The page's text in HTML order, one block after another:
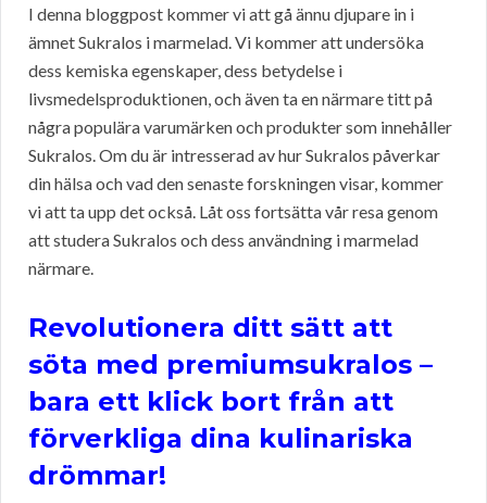
I denna bloggpost kommer vi att gå ännu djupare in i
ämnet Sukralos i marmelad. Vi kommer att undersöka
dess kemiska egenskaper, dess betydelse i
livsmedelsproduktionen, och även ta en närmare titt på
några populära varumärken och produkter som innehåller
Sukralos. Om du är intresserad av hur Sukralos påverkar
din hälsa och vad den senaste forskningen visar, kommer
vi att ta upp det också. Låt oss fortsätta vår resa genom
att studera Sukralos och dess användning i marmelad
närmare.
Revolutionera ditt sätt att
söta med premiumsukralos –
bara ett klick bort från att
förverkliga dina kulinariska
drömmar!